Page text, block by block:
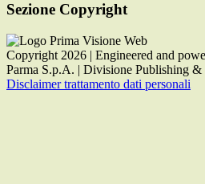
Sezione Copyright
Copyright 2026 | Engineered and
Parma S.p.A. | Divisione Publishing
Disclaimer trattamento dati personali